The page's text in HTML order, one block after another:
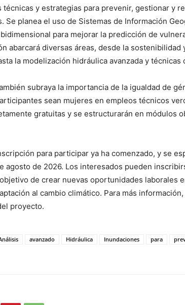
técnicas y estrategias para prevenir, gestionar y
Se planea el uso de Sistemas de Información
para mejorar la predicción de
abarcará diversas áreas, desde la
la modelización hidráulica avanzada y
subraya la importancia de la igualdad de
sean mujeres en empleos técnicos
gratuitas y se estructurarán en módulos
para participar ya ha comenzado, y se
agosto de 2026. Los interesados pueden
de crear nuevas oportunidades laborales
al cambio climático. Para más
proyecto.
avanzado Hidráulica Inundaciones para